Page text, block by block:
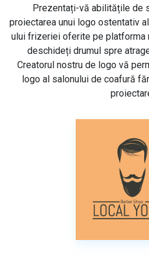
Prezentați-vă abilitățile de
proiectarea unui logo ostentativ
ului frizeriei oferite pe platforma
deschideți drumul spre
Creatorul nostru de logo vă
logo al salonului de coafură